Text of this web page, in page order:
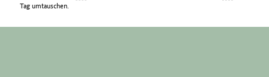
Tag umtauschen.